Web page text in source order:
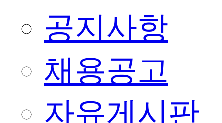
공지사항
채용공고
자유게시판